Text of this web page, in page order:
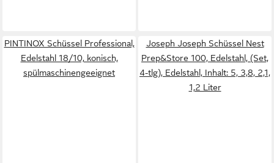
PINTINOX Schüssel Professional,
Edelstahl 18/10, konisch,
spülmaschinengeeignet
Joseph Joseph Schüssel Nest
Prep&Store 100, Edelstahl, (Set,
4-tlg), Edelstahl, Inhalt: 5, 3,8, 2,1,
1,2 Liter